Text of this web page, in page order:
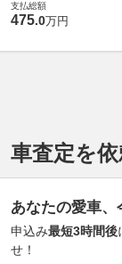
支払総額
475.0万円
車査定を
あなたの愛車、
申込み最短3時間後
せ！